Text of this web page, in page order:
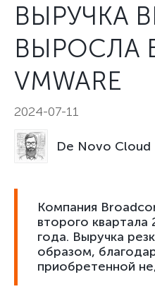
ВЫРУЧКА
ВЫРОСЛА
VMWARE
2024-07-11
De Novo Cloud
Компания
второго
года. Выручка
образом,
приобретенной